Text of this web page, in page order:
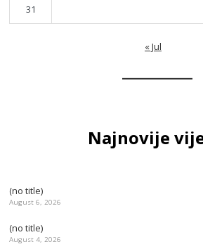
31
« Jul
Najnovije
(no title)
August 6, 2026
(no title)
August 4, 2026